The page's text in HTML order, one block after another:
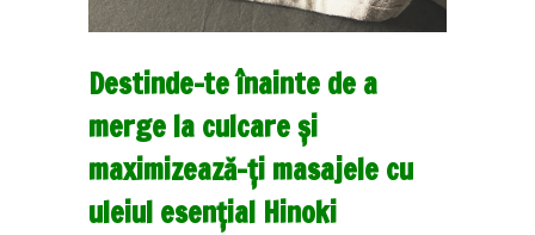
Destinde-te înainte de a
merge la culcare și
maximizează-ți masajele cu
uleiul esențial Hinoki